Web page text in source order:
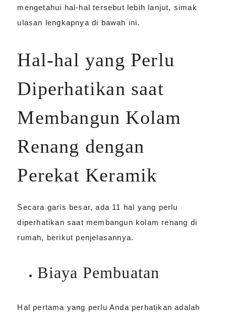
mengetahui hal-hal tersebut lebih lanjut, simak
ulasan lengkapnya di bawah ini.
Hal-hal yang Perlu
Diperhatikan saat
Membangun Kolam
Renang dengan
Perekat Keramik
Secara garis besar, ada 11 hal yang perlu
diperhatikan saat membangun kolam renang di
rumah, berikut penjelasannya.
Biaya Pembuatan
Hal pertama yang perlu Anda perhatikan adalah